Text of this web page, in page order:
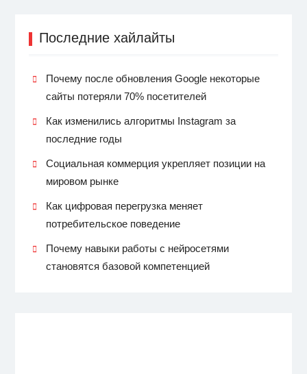
Последние хайлайты
Почему после обновления Google некоторые
сайты потеряли 70% посетителей
Как изменились алгоритмы Instagram за
последние годы
Социальная коммерция укрепляет позиции на
мировом рынке
Как цифровая перегрузка меняет
потребительское поведение
Почему навыки работы с нейросетями
становятся базовой компетенцией